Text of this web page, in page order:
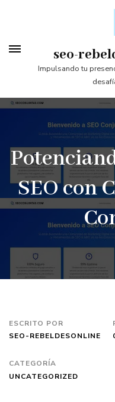
contenido
(presiona
tecla
seo-
Impulsando tu
SEO con
ESCRITO POR
SEO-REBELDESONLINE
CATEGORÍA
UNCATEGORIZED